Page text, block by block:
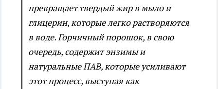
превращает твердый жир в мыло и
глицерин, которые легко растворяются
в воде. Горчичный порошок, в свою
очередь, содержит энзимы и
натуральные ПАВ, которые усиливают
этот процесс, выступая как